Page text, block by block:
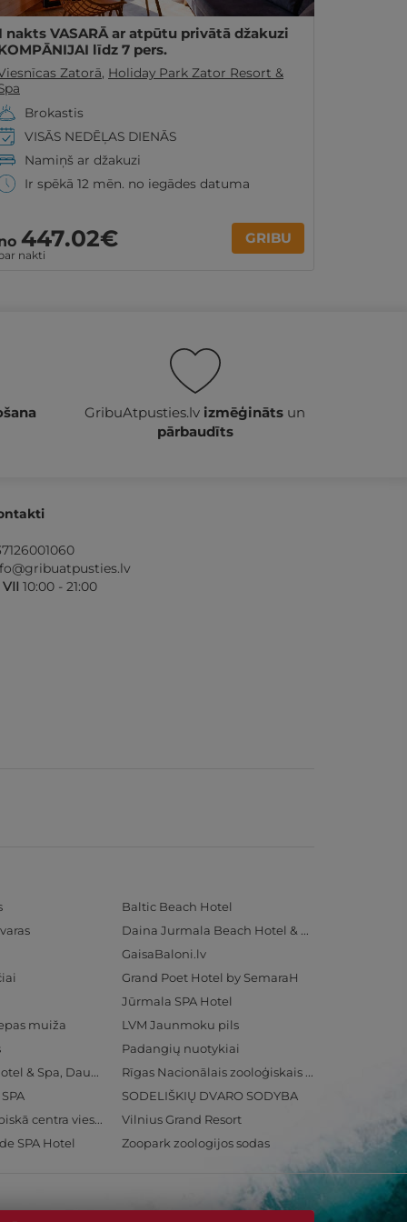
nakts VASARĀ ar atpūtu privātā džakuzi
līdz 7 pers.
Zatorā, Holiday Park Zator Resort &
Brokastis
VISĀS NEDĒĻAS DIENĀS
Namiņš ar džakuzi
Ir spēkā 12 mēn. no iegādes datuma
447.02€
nakti
GRIBU
GribuAtpusties.lv izmēģināts un
pārbaudīts
VII 10:00 - 21:00
Baltic Beach Hotel
Daina Jurmala Beach Hotel & SPA
GaisaBaloni.lv
Grand Poet Hotel by SemaraH
Jūrmala SPA Hotel
muiža
LVM Jaunmoku pils
Padangių nuotykiai
Radisson Blu Hotel & Spa, Daugava Riga
Rīgas Nacionālais zooloģiskais dārzs
SODELIŠKIŲ DVARO SODYBA
Ventspils Olimpiskā centra viesnīca
Vilnius Grand Resort
SPA Hotel Zoopark zoologijos sodas